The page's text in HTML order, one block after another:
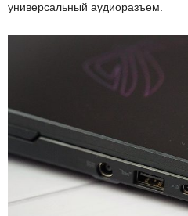
универсальный аудиоразъем.